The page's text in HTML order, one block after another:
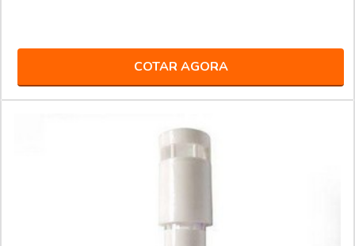
COTAR AGORA